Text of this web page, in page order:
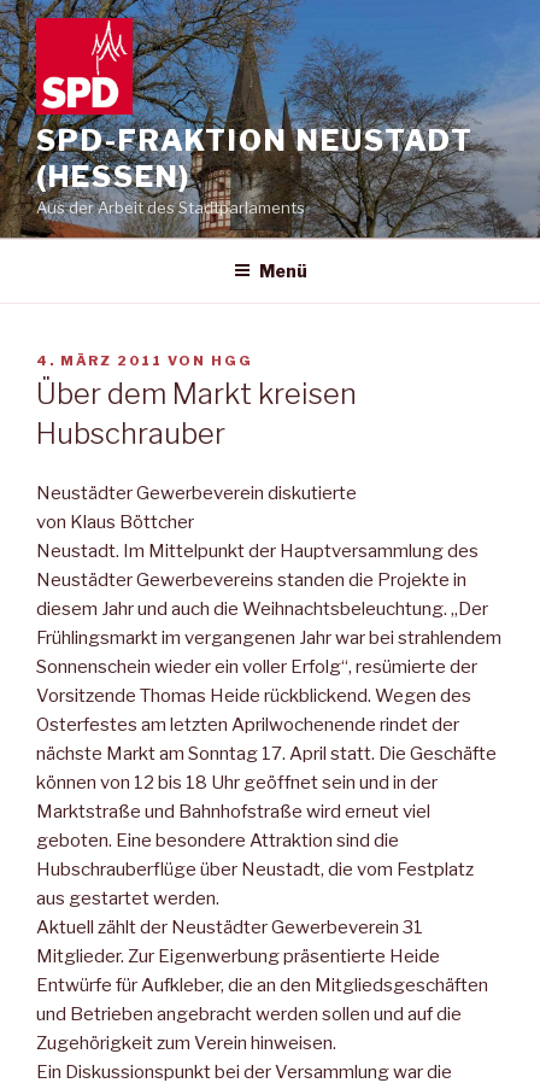
Zum
Inhalt
springen
SPD-FRAKTION NEUSTADT
(HESSEN)
Aus der Arbeit des Stadtparlaments
Menü
VERÖFFENTLICHT
AM
4. MÄRZ 2011 VON HGG
Über dem Markt kreisen
Hubschrauber
Neustädter Gewerbeverein diskutierte
von Klaus Böttcher
Neustadt. Im Mittelpunkt der Hauptversammlung des
Neustädter Gewerbevereins standen die Projekte in
diesem Jahr und auch die Weihnachtsbeleuchtung. „Der
Frühlingsmarkt im vergangenen Jahr war bei strahlendem
Sonnenschein wieder ein voller Erfolg“, resümierte der
Vorsitzende Thomas Heide rückblickend. Wegen des
Osterfestes am letzten Aprilwochenende rindet der
nächste Markt am Sonntag 17. April statt. Die Geschäfte
können von 12 bis 18 Uhr geöffnet sein und in der
Marktstraße und Bahnhofstraße wird erneut viel
geboten. Eine besondere Attraktion sind die
Hubschrauberflüge über Neustadt, die vom Festplatz
aus gestartet werden.
Aktuell zählt der Neustädter Gewerbeverein 31
Mitglieder. Zur Eigenwerbung präsentierte Heide
Entwürfe für Aufkleber, die an den Mitgliedsgeschäften
und Betrieben angebracht werden sollen und auf die
Zugehörigkeit zum Verein hinweisen.
Ein Diskussionspunkt bei der Versammlung war die